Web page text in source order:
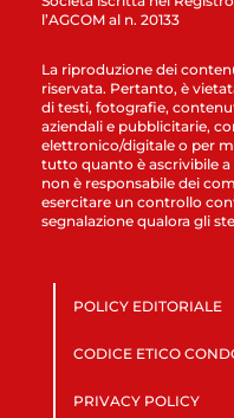
l’AGCOM al n. 20133
La riproduzione dei
riservata. Pertanto, è
di testi, fotografie,
aziendali e pubblicitarie,
elettronico/digitale o per
tutto quanto è ascrivibile a
non è responsabile dei
esercitare un controllo
segnalazione qualora gli
POLICY EDITORIALE
CODICE ETICO
PRIVACY POLICY